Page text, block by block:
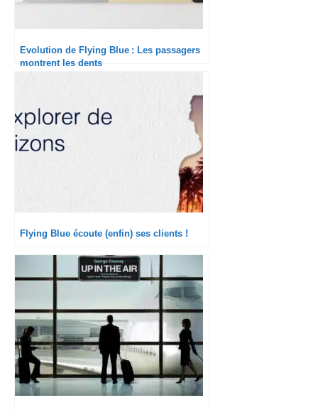
Evolution de Flying Blue : Les passagers
montrent les dents
Flying Blue écoute (enfin) ses clients !